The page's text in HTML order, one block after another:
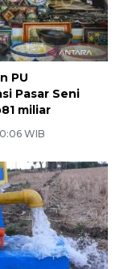
PU
Pasar Seni
miliar
WIB